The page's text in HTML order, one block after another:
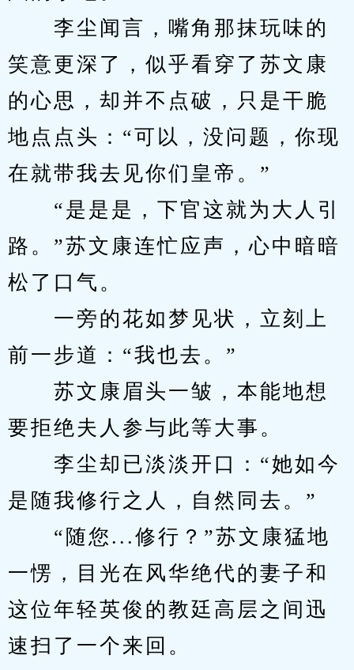
李尘闻言，嘴角那抹玩味的
笑意更深了，似乎看穿了苏文康
的心思，却并不点破，只是干脆
地点点头：“可以，没问题，你现
在就带我去见你们皇帝。”
“是是是，下官这就为大人引
路。”苏文康连忙应声，心中暗暗
松了口气。
一旁的花如梦见状，立刻上
前一步道：“我也去。”
苏文康眉头一皱，本能地想
要拒绝夫人参与此等大事。
李尘却已淡淡开口：“她如今
是随我修行之人，自然同去。”
“随您...修行？”苏文康猛地
一愣，目光在风华绝代的妻子和
这位年轻英俊的教廷高层之间迅
速扫了一个来回。